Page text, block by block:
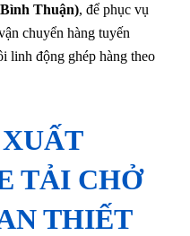
Thuận), để phục vụ
chuyển hàng tuyến
linh động ghép hàng theo
TẢI CHỞ
THIẾT